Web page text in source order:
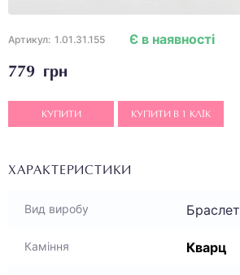
Артикул: 1.01.31.155
779 грн
Є в наявності
КУПИТИ КУПИТИ В 1 КЛІК
ХАРАКТЕРИСТИКИ
Вид виробу Браслет
Каміння Кварц